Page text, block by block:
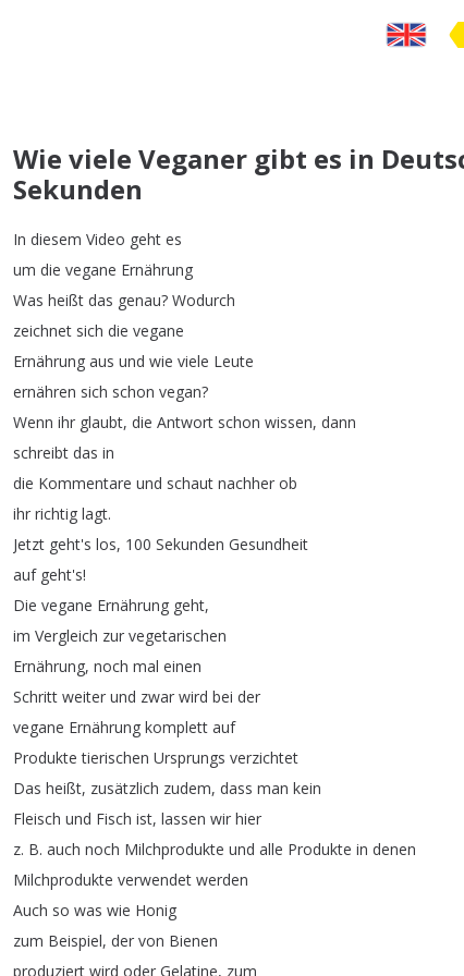
Wie viele Veganer gibt es in
Sekunden
In diesem Video geht es
um die vegane Ernährung
Was heißt das genau? Wodurch
zeichnet sich die vegane
Ernährung aus und wie viele Leute
ernähren sich schon vegan?
Wenn ihr glaubt, die Antwort schon wissen, dann
schreibt das in
die Kommentare und schaut nachher ob
ihr richtig lagt.
Jetzt geht's los, 100 Sekunden Gesundheit
auf geht's!
Die vegane Ernährung geht,
im Vergleich zur vegetarischen
Ernährung, noch mal einen
Schritt weiter und zwar wird bei der
vegane Ernährung komplett auf
Produkte tierischen Ursprungs verzichtet
Das heißt, zusätzlich zudem, dass man kein
Fleisch und Fisch ist, lassen wir hier
z. B. auch noch Milchprodukte und alle Produkte in denen
Milchprodukte verwendet werden
Auch so was wie Honig
zum Beispiel, der von Bienen
produziert wird oder Gelatine, zum